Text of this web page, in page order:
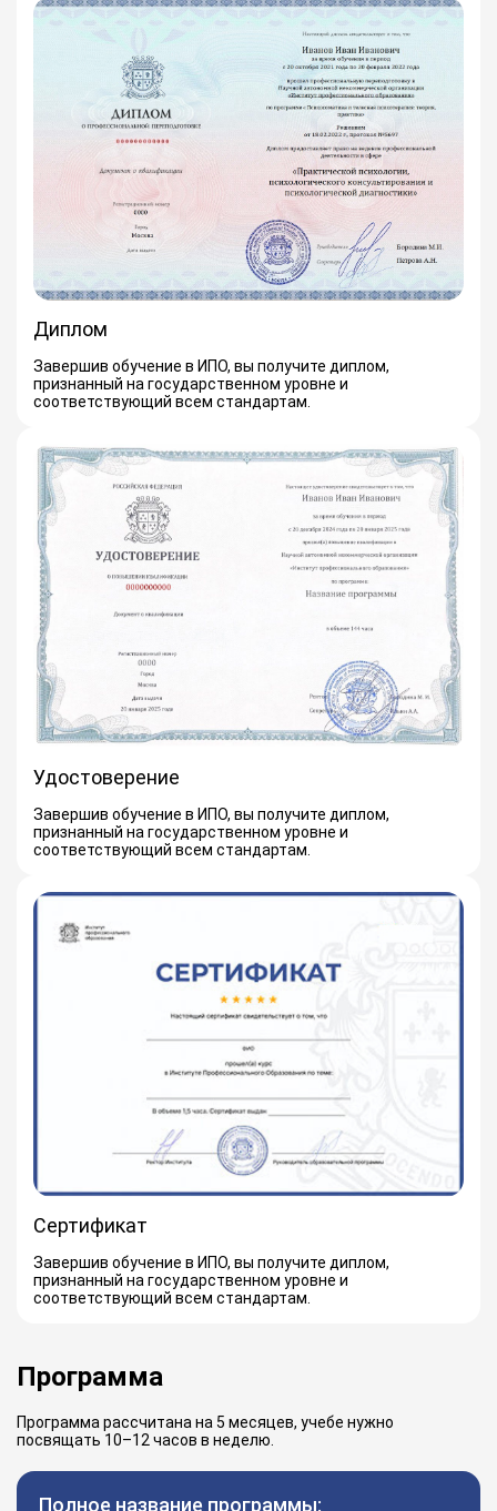
Диплом
Завершив обучение в ИПО, вы получите диплом,
признанный на государственном уровне и
соответствующий всем стандартам.
Удостоверение
Завершив обучение в ИПО, вы получите диплом,
признанный на государственном уровне и
соответствующий всем стандартам.
Сертификат
Завершив обучение в ИПО, вы получите диплом,
признанный на государственном уровне и
соответствующий всем стандартам.
Программа
Программа рассчитана на 5 месяцев, учебе нужно
посвящать 10–12 часов в неделю.
Полное название программы: